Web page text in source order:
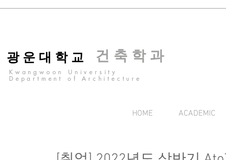
Kwangwoon University
Department of Architecture
광 운 대 학 교 건 축 학 과
HOME ACADEMIC